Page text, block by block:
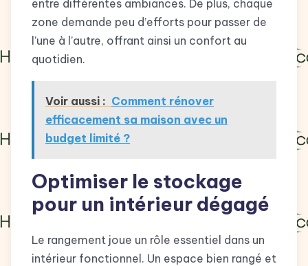
entre différentes ambiances. De plus, chaque
zone demande peu d’efforts pour passer de
l’une à l’autre, offrant ainsi un confort au
quotidien.
Voir aussi : Comment rénover
efficacement sa maison avec un
budget limité ?
Optimiser le stockage
pour un intérieur dégagé
Le rangement joue un rôle essentiel dans un
intérieur fonctionnel. Un espace bien rangé et